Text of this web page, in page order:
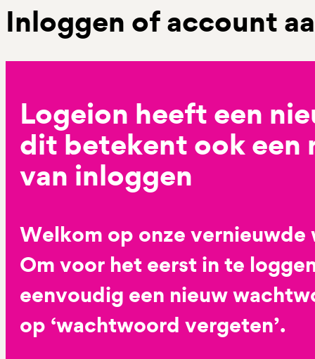
Inloggen of account
Logeion heeft een
dit betekent ook een
van inloggen
Welkom op onze vernieuwde
Om voor het eerst in te
eenvoudig een nieuw
op ‘wachtwoord vergeten’.